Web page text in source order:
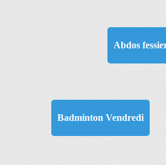
Abdos
Badminton Vendredi